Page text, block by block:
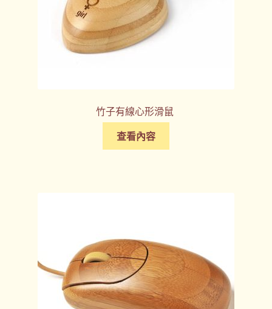
竹子有線心形滑鼠
查看內容